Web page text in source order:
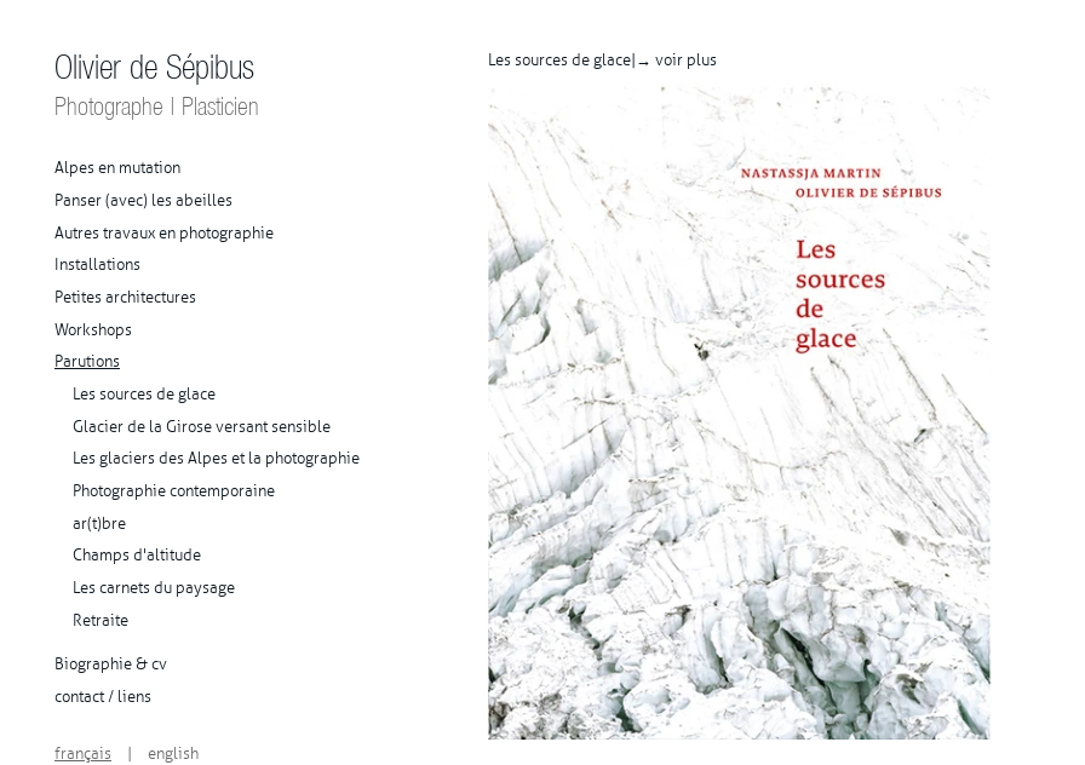
Olivier de Sépibus
Photographe | Plasticien
Alpes en mutation
Panser (avec) les abeilles
Autres travaux en photographie
Installations
Petites architectures
Workshops
Parutions
Les sources de glace
Glacier de la Girose versant sensible
Les glaciers des Alpes et la photographie
Photographie contemporaine
ar(t)bre
Champs d'altitude
Les carnets du paysage
Retraite
Biographie & cv
contact / liens
français | english
Les sources de glace | → voir plus